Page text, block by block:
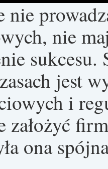
nie
sukcesu.
jest
i
założyć
ona